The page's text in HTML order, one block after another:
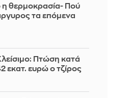
η θερμοκρασία- Πού
τα επόμενα
Πτώση κατά
εκατ. ευρώ ο τζίρος